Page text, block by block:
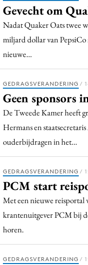
Gevecht om
Nadat Quaker Oats twee
miljard dollar van PepsiCo
nieuwe…
GEDRAGSVERANDERING /
Geen sponsors
De Tweede Kamer heeft
Hermans en
ouderbijdragen in het…
GEDRAGSVERANDERING /
PCM start
Met een nieuwe
krantenuitgever PCM bij
horen.
GEDRAGSVERANDERING /